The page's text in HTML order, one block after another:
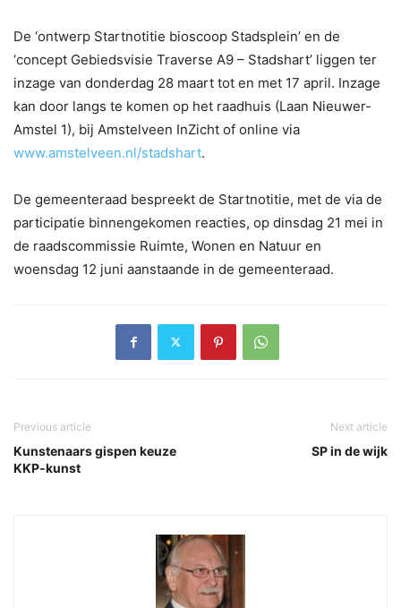
De ‘ontwerp Startnotitie bioscoop Stadsplein’ en de
‘concept Gebiedsvisie Traverse A9 – Stadshart’ liggen ter
inzage van donderdag 28 maart tot en met 17 april. Inzage
kan door langs te komen op het raadhuis (Laan Nieuwer-
Amstel 1), bij Amstelveen InZicht of online via
www.amstelveen.nl/stadshart.
De gemeenteraad bespreekt de Startnotitie, met de via de
participatie binnengekomen reacties, op dinsdag 21 mei in
de raadscommissie Ruimte, Wonen en Natuur en
woensdag 12 juni aanstaande in de gemeenteraad.
Previous article
Kunstenaars gispen keuze
KKP-kunst
Next article
SP in de wijk